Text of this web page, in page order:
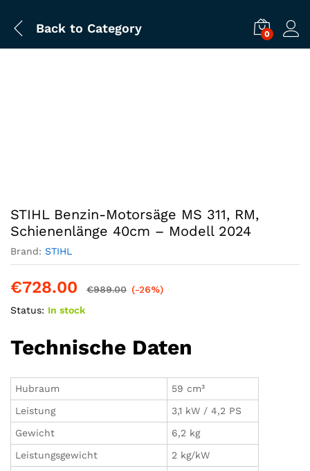
Back to Category 0
STIHL Benzin-Motorsäge MS 311, RM,
Schienenlänge 40cm – Modell 2024
Brand: STIHL
€728.00 €989.00 (-26%)
Status: In stock
Technische Daten
Hubraum
59 cm³
Leistung
3,1 kW / 4,2 PS
Gewicht
6,2 kg
Leistungsgewicht
2 kg/kW